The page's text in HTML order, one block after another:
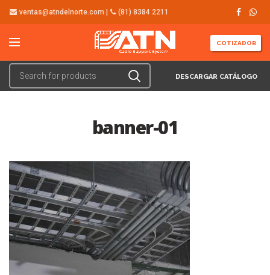
ventas@atndelnorte.com | (81) 8384 2211
COTIZADOR
DESCARGAR CATÁLOGO
banner-01